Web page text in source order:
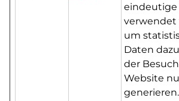
eindeutige
verwendet
um
Daten
der
Website
generieren.